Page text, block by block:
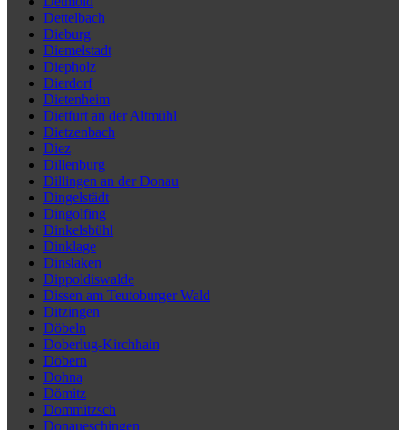
Dettelbach
Dieburg
Diemelstadt
Diepholz
Dierdorf
Dietenheim
Dietfurt an der Altmühl
Dietzenbach
Diez
Dillenburg
Dillingen an der Donau
Dingelstädt
Dingolfing
Dinkelsbühl
Dinklage
Dinslaken
Dippoldiswalde
Dissen am Teutoburger Wald
Ditzingen
Döbeln
Doberlug-Kirchhain
Döbern
Dohna
Dömitz
Dommitzsch
Donaueschingen